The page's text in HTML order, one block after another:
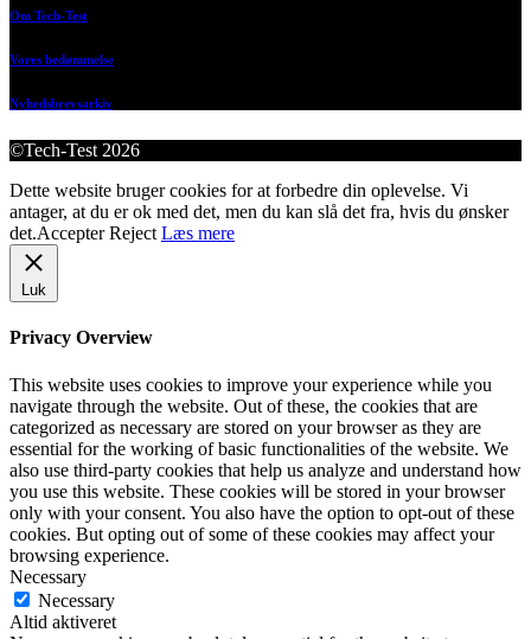
Om Tech-Test
Vores bedømmelse
Nyhedsbrevsarkiv
©Tech-Test 2026
Dette website bruger cookies for at forbedre din oplevelse. Vi
antager, at du er ok med det, men du kan slå det fra, hvis du ønsker
det.Accepter Reject Læs mere
Luk
Privacy Overview
This website uses cookies to improve your experience while you
navigate through the website. Out of these, the cookies that are
categorized as necessary are stored on your browser as they are
essential for the working of basic functionalities of the website. We
also use third-party cookies that help us analyze and understand how
you use this website. These cookies will be stored in your browser
only with your consent. You also have the option to opt-out of these
cookies. But opting out of some of these cookies may affect your
browsing experience.
Necessary
Necessary
Altid aktiveret